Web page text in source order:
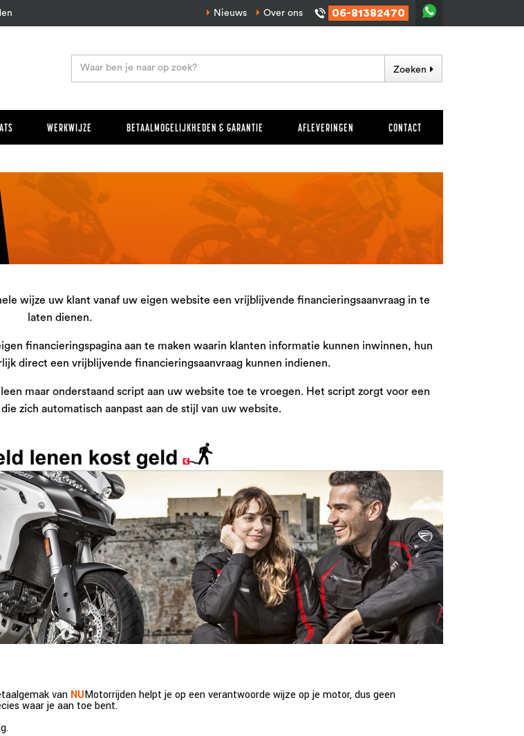
Nieuws Over ons 06-81382470
Zoeken
WERKWIJZE BETAALMOGELIJKHEDEN & GARANTIE AFLEVERINGEN CONTACT
wijze uw klant vanaf uw eigen website een vrijblijvende financieringsaanvraag in te
laten dienen.
financieringspagina aan te maken waarin klanten informatie kunnen inwinnen, hun
direct een vrijblijvende financieringsaanvraag kunnen indienen.
maar onderstaand script aan uw website toe te vroegen. Het script zorgt voor een
zich automatisch aanpast aan de stijl van uw website.
van NUMotorrijden helpt je op een verantwoorde wijze op je motor, dus geen
waar je aan toe bent.